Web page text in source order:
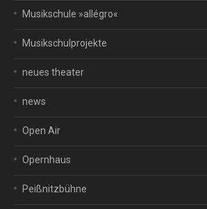
Musikschule »allégro«
Musikschulprojekte
neues theater
news
Open Air
Opernhaus
Peißnitzbühne